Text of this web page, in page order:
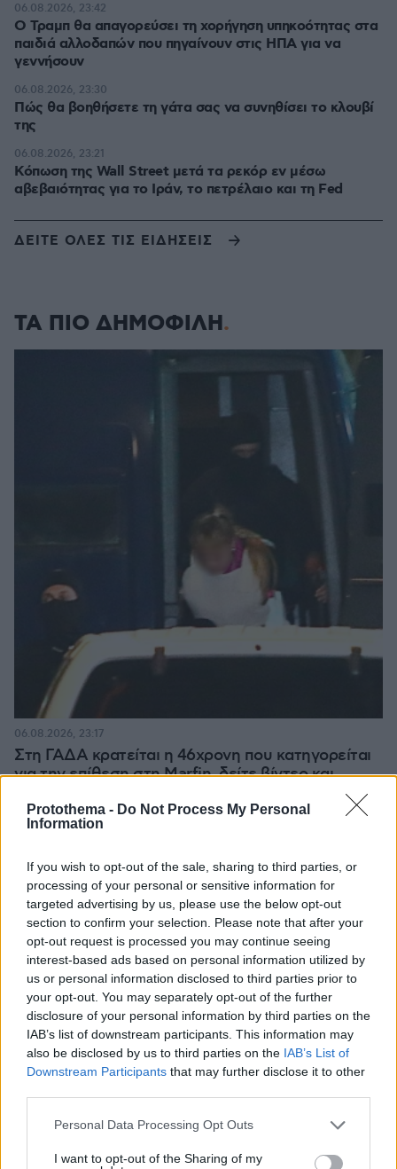
Protothema - Do Not Process My Personal
Information
If you wish to opt-out of the sale, sharing to third parties, or
processing of your personal or sensitive information for
targeted advertising by us, please use the below opt-out
section to confirm your selection. Please note that after your
opt-out request is processed you may continue seeing
interest-based ads based on personal information utilized by
us or personal information disclosed to third parties prior to
your opt-out. You may separately opt-out of the further
disclosure of your personal information by third parties on the
IAB’s list of downstream participants. This information may
also be disclosed by us to third parties on the IAB’s List of
Downstream Participants that may further disclose it to other
Please note that this website/app uses one or more Google
not limited to your visit or usage behaviour. You may click to
Personal Data Processing Opt Outs
I want to opt-out of the Sharing of my
Ο Τραμπ θα απαγορεύσει τη χορήγηση υπηκοότητας στα
παιδιά αλλοδαπών που πηγαίνουν στις ΗΠΑ για να
γεννήσουν
06.08.2026, 23:42
Πώς θα βοηθήσετε τη γάτα σας να συνηθίσει το κλουβί
της
06.08.2026, 23:30
Κόπωση της Wall Street μετά τα ρεκόρ εν μέσω
αβεβαιότητας για το Ιράν, το πετρέλαιο και τη Fed
06.08.2026, 23:21
ΔΕΙΤΕ ΟΛΕΣ ΤΙΣ ΕΙΔΗΣΕΙΣ
ΤΑ ΠΙΟ ΔΗΜΟΦΙΛΗ
Στη ΓΑΔΑ κρατείται η 46χρονη που κατηγορείται
για την επίθεση στη Marfin, δείτε βίντεο και
06.08.2026, 23:17